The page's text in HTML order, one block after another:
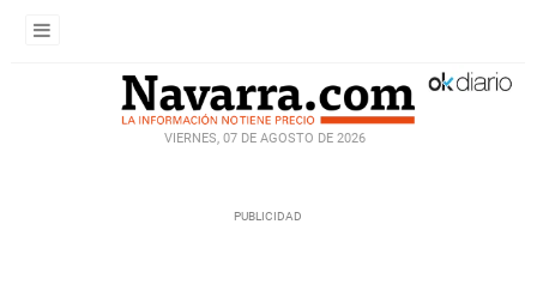
VIERNES, 07 DE AGOSTO DE 2026